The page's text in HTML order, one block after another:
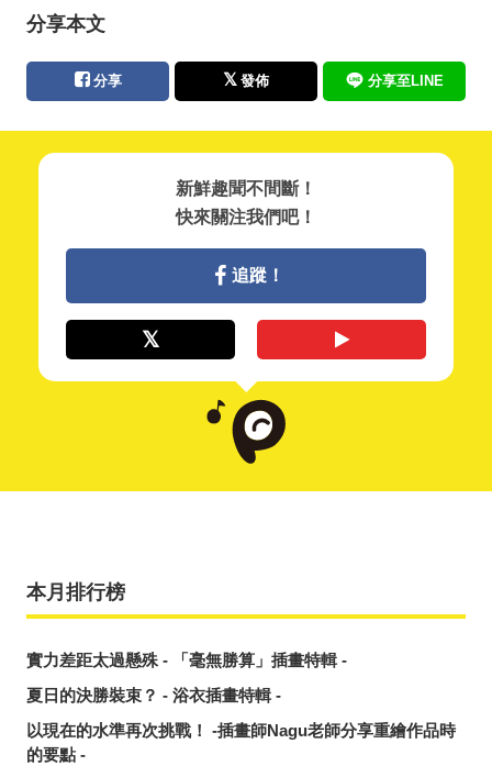
分享本文
分享 發佈 分享至LINE
新鮮趣聞不間斷！
快來關注我們吧！
追蹤！
本月排行榜
實力差距太過懸殊 - 「毫無勝算」插畫特輯 -
夏日的決勝裝束？ - 浴衣插畫特輯 -
以現在的水準再次挑戰！ -插畫師Nagu老師分享重繪作品時
的要點 -